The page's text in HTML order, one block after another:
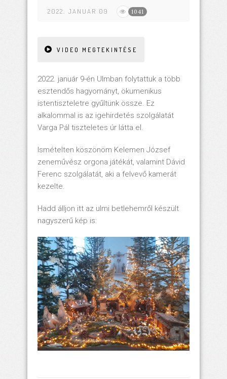
2022. JANUAR 09 1041
VIDEO MEGTEKINTÉSE
2022. január 9-én Ulmban folytattuk a több
esztendős hagyományt, ökumenikus
istentiszteletre gyűltünk össze. Ez
alkalommal is az igehirdetés szolgálatát
Varga Pál tiszteletes úr látta el.
Ismételten köszönöm Kelemen József
zeneművész orgona játékát, valamint Dávid
Ferenc szolgálatát, aki a felvevő kamerát
kezelte.
Hadd álljon itt az ulmi betlehemről készült
nagyszerű kép is: